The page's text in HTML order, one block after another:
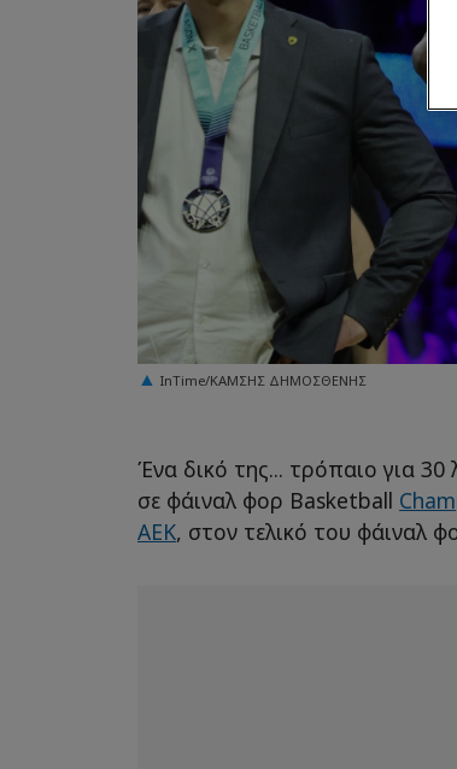
InTime/ΚΑΜΣΗΣ ΔΗΜΟΣΘΕΝΗΣ
Ένα δικό της... τρόπαιο για
σε φάιναλ φορ Basketball
ΑΕΚ, στον τελικό του φάιναλ